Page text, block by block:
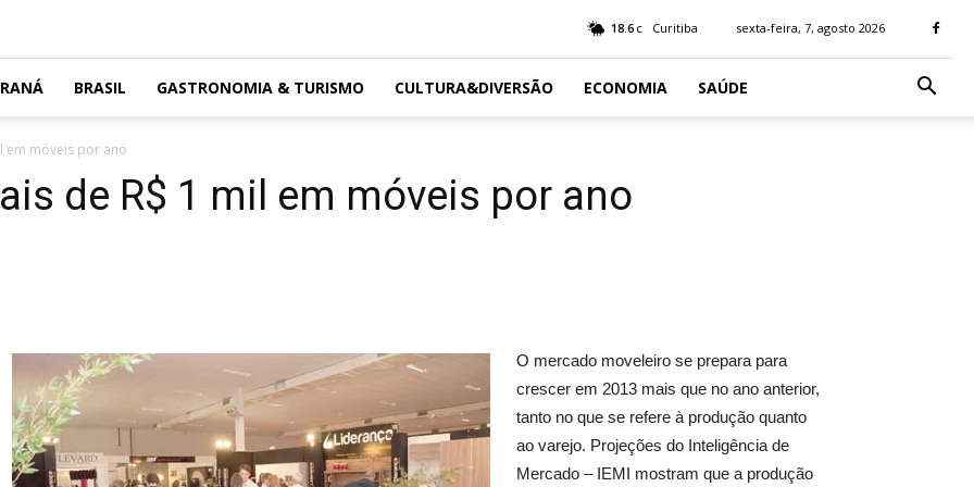
18.6 C Curitiba sexta-feira, 7, agosto 2026
BRASIL GASTRONOMIA & TURISMO CULTURA&DIVERSÃO ECONOMIA SAÚDE
em móveis por ano
de R$ 1 mil em móveis por ano
O mercado moveleiro se prepara para
crescer em 2013 mais que no ano anterior,
tanto no que se refere à produção quanto
ao varejo. Projeções do Inteligência de
Mercado – IEMI mostram que a produção